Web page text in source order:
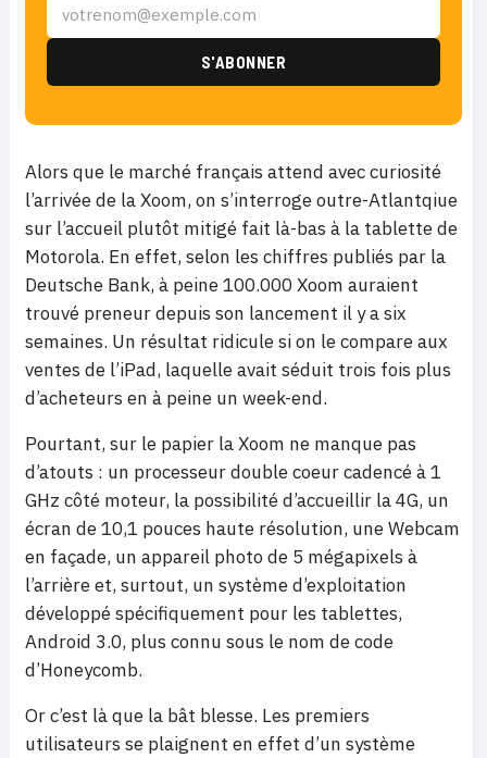
Alors que le marché français attend avec curiosité
l’arrivée de la Xoom, on s’interroge outre-Atlantqiue
sur l’accueil plutôt mitigé fait là-bas à la tablette de
Motorola. En effet, selon les chiffres publiés par la
Deutsche Bank, à peine 100.000 Xoom auraient
trouvé preneur depuis son lancement il y a six
semaines. Un résultat ridicule si on le compare aux
ventes de l’iPad, laquelle avait séduit trois fois plus
d’acheteurs en à peine un week-end.
Pourtant, sur le papier la Xoom ne manque pas
d’atouts : un processeur double coeur cadencé à 1
GHz côté moteur, la possibilité d’accueillir la 4G, un
écran de 10,1 pouces haute résolution, une Webcam
en façade, un appareil photo de 5 mégapixels à
l’arrière et, surtout, un système d’exploitation
développé spécifiquement pour les tablettes,
Android 3.0, plus connu sous le nom de code
d’Honeycomb.
Or c’est là que la bât blesse. Les premiers
utilisateurs se plaignent en effet d’un système